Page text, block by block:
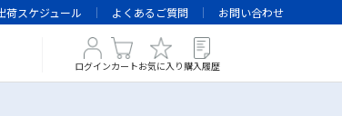
荷スケジュール よくあるご質問 お問い合わせ
ログインカートお気に入り 購入履歴